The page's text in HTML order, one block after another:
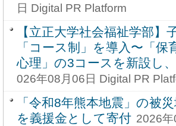
日 Digital PR Platform
【立正大学社会福祉学部
「コース制」を導入〜「
心理」の3コースを新設し
026年08月06日 Digital PR
「令和8年熊本地震」の被
を義援金として寄付 2026